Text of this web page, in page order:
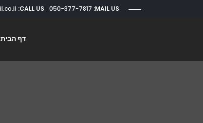
MAIL US:
CALL US: 050-377-7817
דף הבית